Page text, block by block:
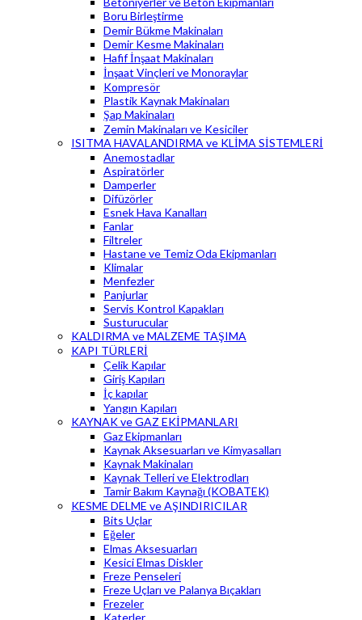
Boru Birleştirme
Demir Bükme Makinaları
Demir Kesme Makinaları
Hafif İnşaat Makinaları
İnşaat Vinçleri ve Monoraylar
Kompresör
Plastik Kaynak Makinaları
Şap Makinaları
Zemin Makinaları ve Kesiciler
ISITMA HAVALANDIRMA ve KLİMA SİSTEMLERİ
Anemostadlar
Aspiratörler
Damperler
Difüzörler
Esnek Hava Kanalları
Fanlar
Filtreler
Hastane ve Temiz Oda Ekipmanları
Klimalar
Menfezler
Panjurlar
Servis Kontrol Kapakları
Susturucular
KALDIRMA ve MALZEME TAŞIMA
KAPI TÜRLERİ
Çelik Kapılar
Giriş Kapıları
İç kapılar
Yangın Kapıları
KAYNAK ve GAZ EKİPMANLARI
Gaz Ekipmanları
Kaynak Aksesuarları ve Kimyasalları
Kaynak Makinaları
Kaynak Telleri ve Elektrodları
Tamir Bakım Kaynağı (KOBATEK)
KESME DELME ve AŞINDIRICILAR
Bits Uçlar
Eğeler
Elmas Aksesuarları
Kesici Elmas Diskler
Freze Penseleri
Freze Uçları ve Palanya Bıçakları
Frezeler
Katerler